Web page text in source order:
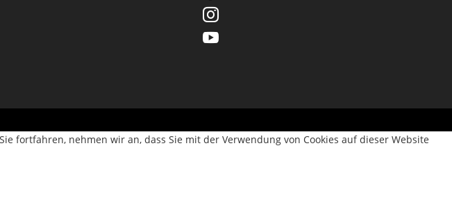


fortfahren, nehmen wir an, dass Sie mit der Verwendung von Cookies auf dieser Website